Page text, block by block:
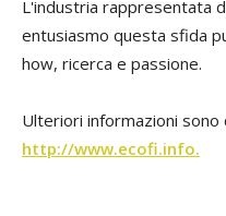
L'industria rappresentata
entusiasmo questa sfida
how, ricerca e passione.
Ulteriori informazioni sono
http://www.ecofi.info.